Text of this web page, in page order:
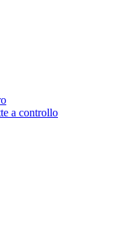
a controllo